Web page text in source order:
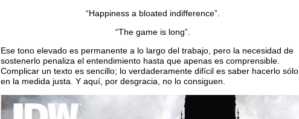
“Happiness a bloated indifference”.
“The game is long”.
Ese tono elevado es permanente a lo largo del trabajo, pero la necesidad de
sostenerlo penaliza el entendimiento hasta que apenas es comprensible.
Complicar un texto es sencillo; lo verdaderamente difícil es saber hacerlo sólo
en la medida justa. Y aquí, por desgracia, no lo consiguen.